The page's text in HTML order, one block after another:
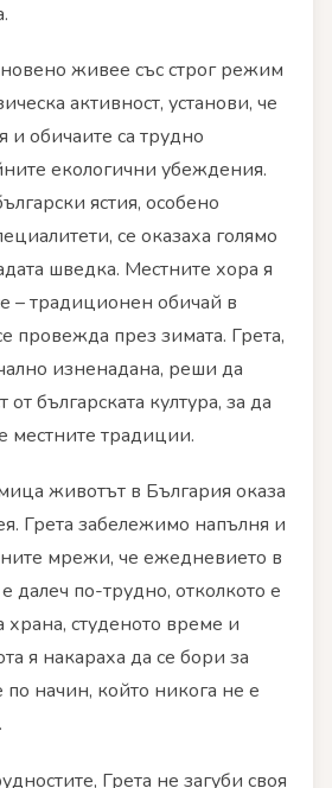
живее със строг режим
активност, установи, че
и обичаите са трудно
екологични убеждения.
ястия, особено
се оказаха голямо
шведка. Местните хора я
– традиционен обичай в
провежда през зимата. Грета,
изненадана, реши да
от българската култура, за да
местните традиции.
животът в България оказа
Грета забележимо напълня и
мрежи, че ежедневието в
далеч по-трудно, отколкото е
храна, студеното време и
я накараха да се бори за
по начин, който никога не е
Грета не загуби своя